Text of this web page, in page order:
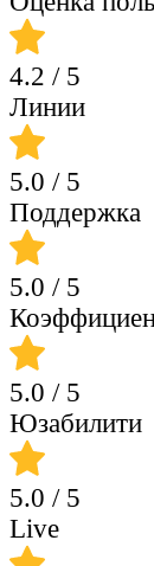
4.2 / 5
Линии
5.0 / 5
Поддержка
5.0 / 5
5.0 / 5
Юзабилити
5.0 / 5
Live